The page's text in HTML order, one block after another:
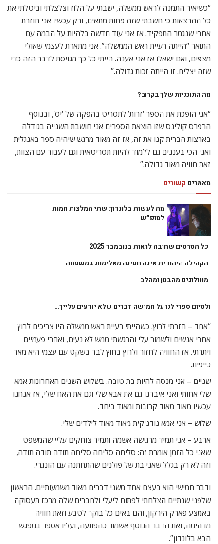
“כשיאיר התמנה לראש ממשלה, ישבתי על הלוז וצלצלתי וביטלתי את
כל ההרצאות כי חשבתי שזה פחות מתאים, ורק עכשיו אני חוזרת
אחרי שנגמר התפקיד. אז אני עוד חדשה בלהיות על הבמה עם
התואר “הייתה רעיית ראש הממשלה”. אני מתארת לעצמי שאולי
מצפים, ואם ישאלו אז אני אענה. הייתי כל כך מגויסת לדבר הזה כדי
שזה יצליח. זו הייתה זכות גדולה.”
מה התוכניות שלך בקרוב?
“אני הופכת את הספר ‘זרות’ לתסריט בהפקה של ‘יס’, ובנוסף
הרפרס קולינס שזו הוצאת הספרים אני חושבת השנייה בגודלה
בארצות הברית קנו את זה, אז זה מאוד מרגש שיהיה ספר באנגלית
ואני הכי בעננים גם ללמוד להיות תסריטאית וגם לעבוד עם הצוות,
זאת חוויה מאוד גדולה.”
מאמרים קשורים
מה לעשות בלונדון: שתי המלצות חמות
לסופ״ש
כל הסרטים שחובה לראות בנובמבר 2025
הקהילה היהודית אינה חסינה מאלימות במשפחה
מונולוגים מהבטן ומהלב
ולסיום ספרי לנו על חמישה דברים שלא יודעים עלייך…
“אחד – חזרתי לרוץ. כשהייתי רעיית ראש ממשלה היו צריכים לרוץ
אחרי אנשים ולשמור עלי והרגשתי ממש לא נעים, ואחרי פעמיים
ויתרתי. אז החוויה לחזור ולרוץ בחוץ לבד בשקט עם עצמי היא מאד
כייפית.
שניים – אני מנסה להיות בת טובה. בשלוש השנים האחרונות אמא
שלי אחותי ואני איבדנו גם את אבא שלי וגם את האח שלי, אז אנחנו
עכשיו מאוד מאוד קרובות ומאוד ביחד.
שלוש – אני אמא נודניקית מאוד מאוד לילדים שלי.
ארבע – אני תמיד מרגישה אשמה ותמיד צוחקים עליי שהמשפט
שאני כל הזמן אומרת זה: סליחה סליחה סליחה תודה תודה תודה,
וזה לא רק בגלל שאני בת של פולנים שהתחתנה עם הונגרי.
ודבר חמישי הוא בעצם אחד משני דברים מאוד משמעותיים. הראשון
שלפני שנתיים הצלחתי לפתוח ליעלי ולחברים שלה מרכז תעסוקה
באמצע פארק הירקון, והם באים כל בוקר לטבע וזאת חוויה
מדהימה, ואת הדבר הנוסף אשמור כהפתעה, ועליו אספר במפגש
הבא בלונדון”.